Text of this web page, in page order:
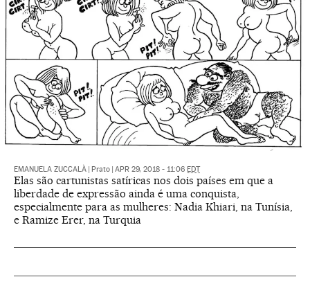
EMANUELA ZUCCALÀ Prato APR 29, 2018 - 11:06 EDT
Elas são cartunistas satíricas nos dois países em que a
liberdade de expressão ainda é uma conquista,
especialmente para as mulheres: Nadia Khiari, na Tunísia,
e Ramize Erer, na Turquia